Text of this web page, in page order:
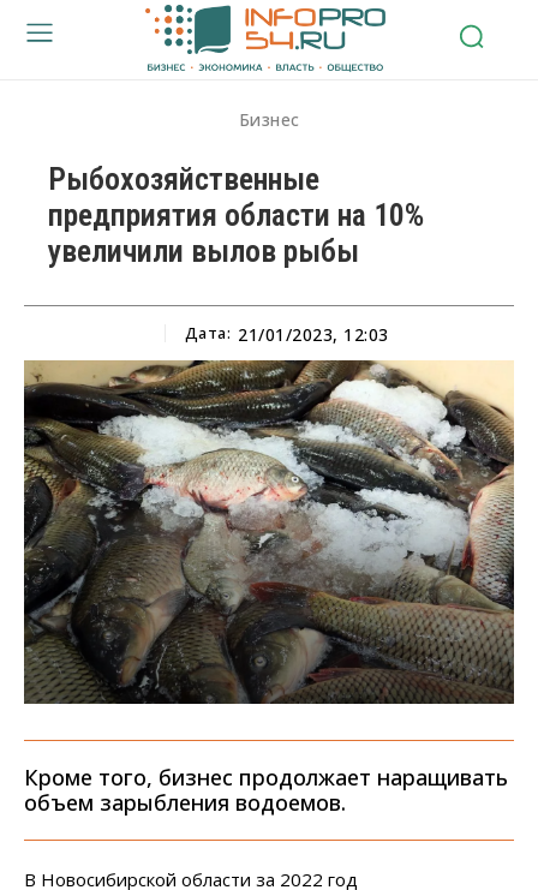
Бизнес
Рыбохозяйственные
предприятия области на 10%
увеличили вылов рыбы
Дата: 21/01/2023, 12:03
Кроме того, бизнес продолжает наращивать
объем зарыбления водоемов.
В Новосибирской области за 2022 год